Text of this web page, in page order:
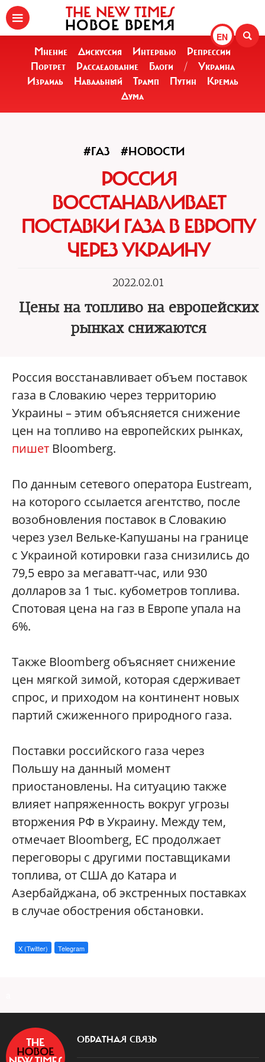
EN
THE NEW TIMES
НОВОЕ ВРЕМЯ
Мнение Дискуссия Интервью
Репрессии
Портрет
Расследование Блоги /
Украина
Израиль
Навальный Трамп Путин
Кремль
Дума
#ГАЗ #НОВОСТИ
РОССИЯ
ВОССТАНАВЛИВАЕТ
ПОСТАВКИ ГАЗА В ЕВРОПУ
ЧЕРЕЗ УКРАИНУ
2022.02.01
Цены на топливо на европейских
рынках снижаются
Россия восстанавливает объем поставок
газа в Словакию через территорию
Украины – этим объясняется снижение
цен на топливо на европейских рынках,
пишет Bloomberg.
По данным сетевого оператора Eustream,
на которого ссылается агентство, после
возобновления поставок в Словакию
через узел Вельке-Капушаны на границе
с Украиной котировки газа снизились до
79,5 евро за мегаватт-час, или 930
долларов за 1 тыс. кубометров топлива.
Спотовая цена на газ в Европе упала на
6%.
Также Bloomberg объясняет снижение
цен мягкой зимой, которая сдерживает
спрос, и приходом на континент новых
партий сжиженного природного газа.
Поставки российского газа через
Польшу на данный момент
приостановлены. На ситуацию также
влияет напряженность вокруг угрозы
вторжения РФ в Украину. Между тем,
отмечает Bloomberg, ЕС продолжает
переговоры с другими поставщиками
топлива, от США до Катара и
Азербайджана, об экстренных поставках
в случае обострения обстановки.
X (Twitter) Telegram
ОБРАТНАЯ СВЯЗЬ